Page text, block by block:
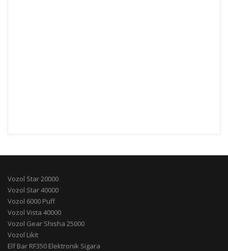
Vozol Star 20000
Vozol Star 40000
Vozol 6000 Puff
Vozol Vista 40000
Vozol Gear Shisha 25000
Vozol Likit
Elf Bar RF350 Elektronik Sigara